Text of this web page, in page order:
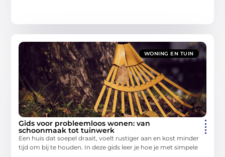
WONING EN TUIN
Gids voor probleemloos wonen: van
schoonmaak tot tuinwerk
Een huis dat soepel draait, voelt rustiger aan en kost minder
tijd om bij te houden. In deze gids leer je hoe je met simpele